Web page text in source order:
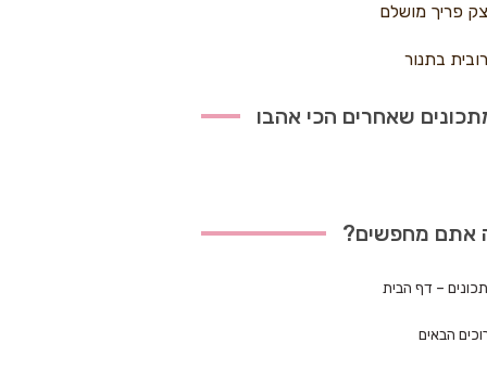
פריך מושלם
בתנור
שאחרים הכי אהבו
אתם מחפשים?
– דף הבית
הבאים